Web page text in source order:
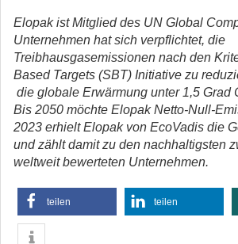
Elopak ist Mitglied des UN Global
Unternehmen hat sich verpflichtet, die
Treibhausgasemissionen nach den
Based Targets (SBT) Initiative zu
die globale Erwärmung unter 1,5 Grad
Bis 2050 möchte Elopak Netto-Null-
2023 erhielt Elopak von EcoVadis die
und zählt damit zu den nachhaltigsten
weltweit bewerteten Unternehmen.
teilen teilen